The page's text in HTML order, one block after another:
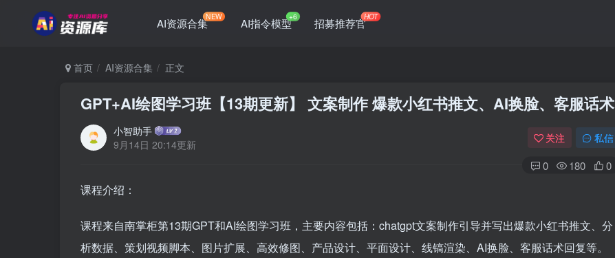
AI资源合集NEW AI指令模型+6 招募推荐官HOT
首页 AI资源合集 正文
GPT+AI绘图学习班【13期更新】 文案制作 爆款小红书推文、AI换脸、客服话术
小智助手
9月14日 20:14更新
关注 私信
0 180 0
课程介绍：
课程来自南掌柜第13期GPT和AI绘图学习班，主要内容包括：chatgpt文案制作引导并写出爆款小红书推文、分
析数据、策划视频脚本、图片扩展、高效修图、产品设计、平面设计、线镐渲染、AI换脸、客服话术回复等。